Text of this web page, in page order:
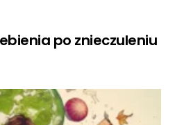
po znieczuleniu